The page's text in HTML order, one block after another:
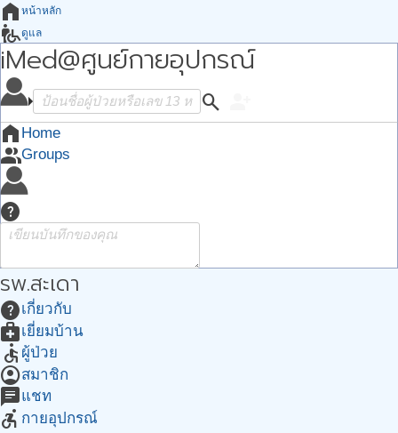
home หน้าหลัก
wheelchair_pickupดูแล
how_to_regต้องการ
groups
appsApps
account_circleฉัน
iMed@ศูนย์กายอุปกรณ์
search
home Home
groupGroups
help
รพ.สะเดา
helpเกี่ยวกับ
medical_servicesเยี่ยมบ้าน
accessible ผู้ป่วย
account_circleสมาชิก
chatแชท
accessible_forward กายอุปกรณ์